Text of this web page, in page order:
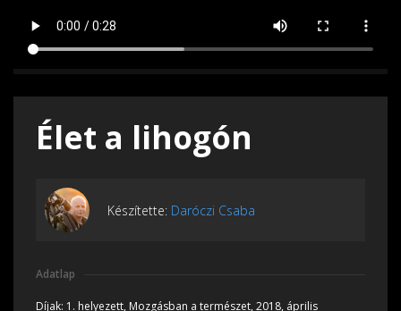
Élet a lihogón
Készítette: Daróczi Csaba
Adatlap
Díjak: 1. helyezett, Mozgásban a természet, 2018, április